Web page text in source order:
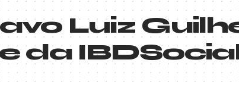
Luiz
da